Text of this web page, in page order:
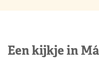
Een kijkje in